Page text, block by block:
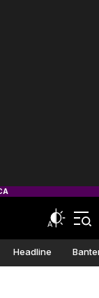
Headline